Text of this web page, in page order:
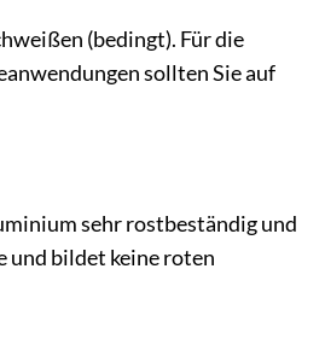
(bedingt). Für die
sollten Sie auf
sehr rostbeständig und
und bildet keine roten